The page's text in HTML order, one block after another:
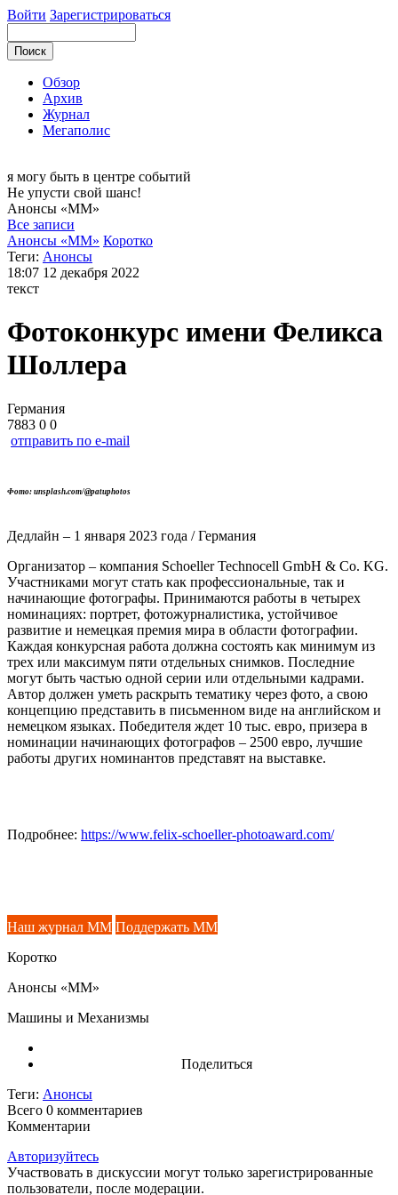
Войти Зарегистрироваться
Обзор
Архив
Журнал
Мегаполис
я могу быть в центре событий
Не упусти свой шанс!
Анонсы «ММ»
Все записи
Анонсы «ММ» Коротко
Теги: Анонсы
18:07 12 декабря 2022
текст
Фотоконкурс имени Феликса
Шоллера
Германия
7883 0 0
отправить по e-mail
Фото: unsplash.com/@patuphotos
Дедлайн – 1 января 2023 года / Германия
Организатор – компания Schoeller Technocell GmbH & Co. KG.
Участниками могут стать как профессиональные, так и
начинающие фотографы. Принимаются работы в четырех
номинациях: портрет, фотожурналистика, устойчивое
развитие и немецкая премия мира в области фотографии.
Каждая конкурсная работа должна состоять как минимум из
трех или максимум пяти отдельных снимков. Последние
могут быть частью одной серии или отдельными кадрами.
Автор должен уметь раскрыть тематику через фото, а свою
концепцию представить в письменном виде на английском и
немецком языках. Победителя ждет 10 тыс. евро, призера в
номинации начинающих фотографов – 2500 евро, лучшие
работы других номинантов представят на выставке.
Подробнее: https://www.felix-schoeller-photoaward.com/
Наш журнал ММ Поддержать ММ
Коротко
Анонсы «ММ»
Машины и Механизмы
Поделиться
Теги: Анонсы
Всего 0 комментариев
Комментарии
Авторизуйтесь
Участвовать в дискуссии могут только зарегистрированные
пользователи, после модерации.